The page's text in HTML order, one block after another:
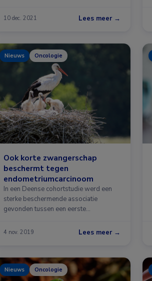
10 dec. 2021 Lees meer →
Nieuws Oncologie
Ook korte zwangerschap
beschermt tegen
endometriumcarcinoom
In een Deense cohortstudie werd een
sterke beschermende associatie
gevonden tussen een eerste
4 nov. 2019 Lees meer →
Nieuws Oncologie